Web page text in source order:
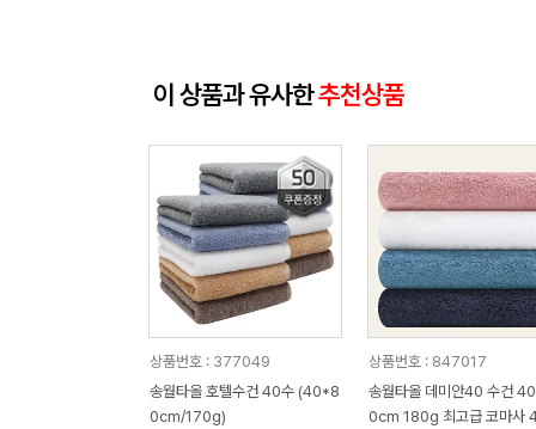
이 상품과 유사한추천상품
상품번호 : 377049
송월타올 호텔수건 40수 (40*8
0cm/170g)
상품번호 : 847017
송월타올 데미안40 수건
0cm 180g 최고급 코마사